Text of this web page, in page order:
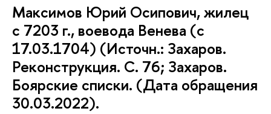
Максимов Юрий Осипович, жилец
с 7203 г., воевода Венева (с
17.03.1704) (Источн.: Захаров.
Реконструкция. С. 76; Захаров.
Боярские списки. (Дата обращения
30.03.2022).